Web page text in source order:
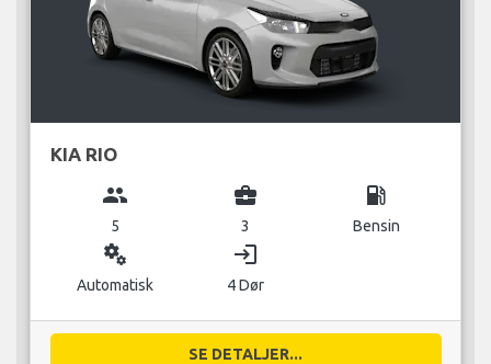
KIA RIO
group
5
business_center
3
local_gas_station
Bensin
miscellaneous_services
Automatisk
login
4 Dør
SE DETALJER...